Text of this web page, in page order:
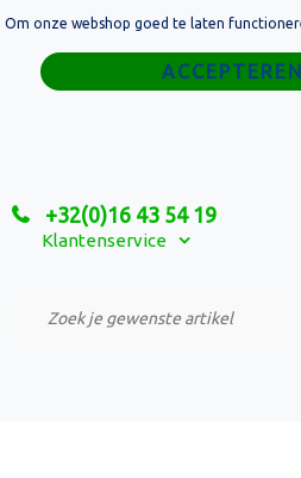
+32(0)16 43 54 19
Klantenservice
Home
Relatiegeschenken
Custom Made Projecten
Om onze webshop goed te laten